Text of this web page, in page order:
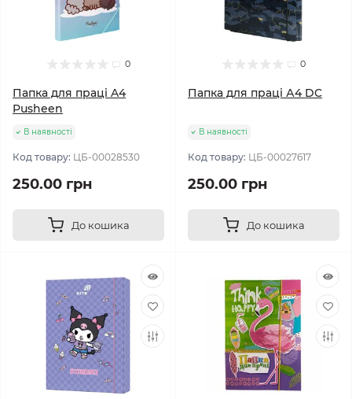
0
Папка для праці A4
Pusheen
В наявності
Код товару: ЦБ-00028530
250.00 грн
До кошика
0
Папка для праці А4 DC
В наявності
Код товару: ЦБ-00027617
250.00 грн
До кошика